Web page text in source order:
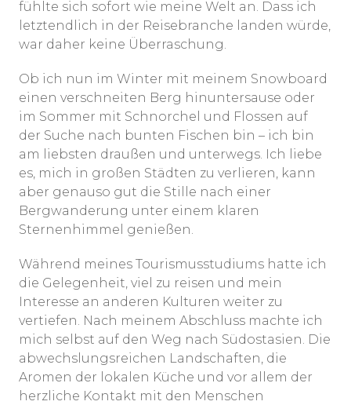
fühlte sich sofort wie meine Welt an. Dass ich
letztendlich in der Reisebranche landen würde,
war daher keine Überraschung.
Ob ich nun im Winter mit meinem Snowboard
einen verschneiten Berg hinuntersause oder
im Sommer mit Schnorchel und Flossen auf
der Suche nach bunten Fischen bin – ich bin
am liebsten draußen und unterwegs. Ich liebe
es, mich in großen Städten zu verlieren, kann
aber genauso gut die Stille nach einer
Bergwanderung unter einem klaren
Sternenhimmel genießen.
Während meines Tourismusstudiums hatte ich
die Gelegenheit, viel zu reisen und mein
Interesse an anderen Kulturen weiter zu
vertiefen. Nach meinem Abschluss machte ich
mich selbst auf den Weg nach Südostasien. Die
abwechslungsreichen Landschaften, die
Aromen der lokalen Küche und vor allem der
herzliche Kontakt mit den Menschen